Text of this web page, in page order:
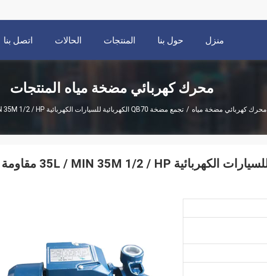
منزل حول بنا المنتجات الحالات اتصل بنا
محرك كهربائي مضخة مياه المنتجات
محرك كهربائي مضخة مياه / تجمع مضخة QB70 الكهربائية للسيارات الكهربائية 35L / MIN 35M 1/2 / HP مقاومة الصدأ
تجمع مضخة QB70 الكهربائية للسيارات الكهربائية 35L / MIN 35M 1/2 / HP مقاومة